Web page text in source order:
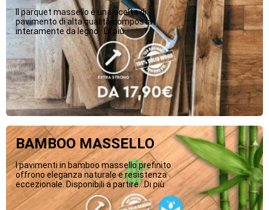
Il parquet massello è una scelta di
pavimento di alta qualità composta
interamente da legno...Di più
BAMBOO MASSELLO
I pavimenti in bamboo massello prefinito
offrono eleganza naturale e resistenza
eccezionale. Disponibili a partire...Di più